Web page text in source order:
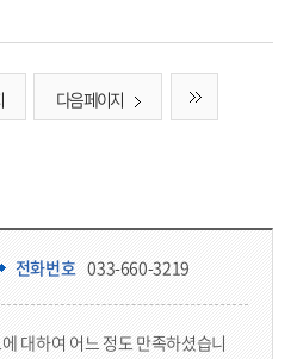
다음 페이지
전화번호 033-660-3219
대하여 어느 정도 만족하셨습니